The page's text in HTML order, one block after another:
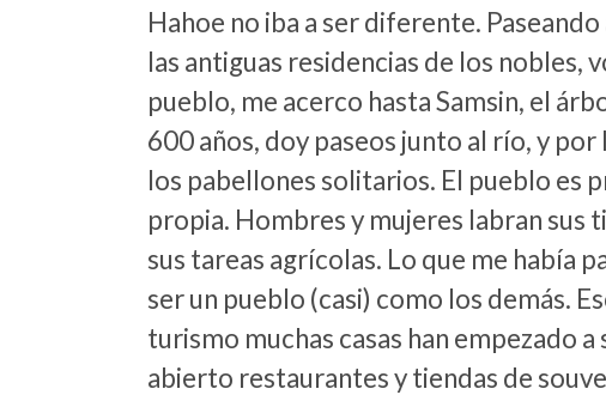
Hahoe no iba a ser diferente.
las antiguas residencias de los nobles,
pueblo, me acerco hasta Samsin, el
600 años, doy paseos junto al río, y
los pabellones solitarios. El pueblo es
propia. Hombres y mujeres labran sus
sus tareas agrícolas. Lo que me había
ser un pueblo (casi) como los demás.
turismo muchas casas han empezado
abierto restaurantes y tiendas de